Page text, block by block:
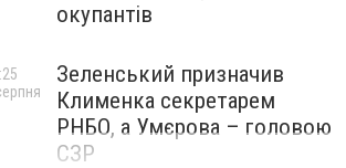
окупантів
Зеленський призначив
Клименка секретарем
РНБО, а Умєрова – головою
СЗР